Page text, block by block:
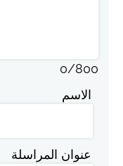
0/800
الاسم
عنوان المراسلة